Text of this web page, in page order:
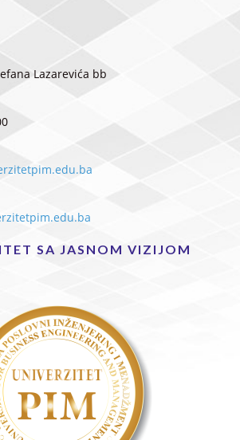
Lazarevića bb
SA JASNOM VIZIJOM